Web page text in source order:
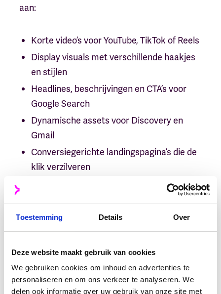
Toestemming Details Over
Deze website maakt gebruik van cookies
We gebruiken cookies om inhoud en advertenties te
personaliseren en om ons verkeer te analyseren. We
delen ook informatie over uw gebruik van onze site met
aan:
Korte video’s voor YouTube, TikTok of Reels
Display visuals met verschillende haakjes
en stijlen
Headlines, beschrijvingen en CTA’s voor
Google Search
Dynamische assets voor Discovery en
Gmail
Conversiegerichte landingspagina’s die de
klik verzilveren
Zo ontstaat er één consistente campagne,
echt actief is.